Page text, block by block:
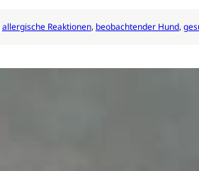
allergische Reaktionen, beobachtender Hund,